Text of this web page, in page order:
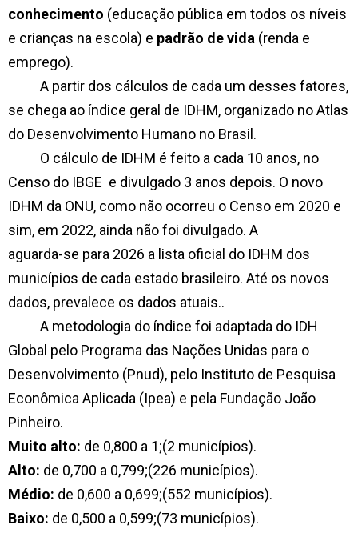
conhecimento (educação pública em todos os níveis
e crianças na escola) e padrão de vida (renda e
emprego).
A partir dos cálculos de cada um desses fatores,
se chega ao índice geral de IDHM, organizado no Atlas
do Desenvolvimento Humano no Brasil.
O cálculo de IDHM é feito a cada 10 anos, no
Censo do IBGE e divulgado 3 anos depois. O novo
IDHM da ONU, como não ocorreu o Censo em 2020 e
sim, em 2022, ainda não foi divulgado. A
aguarda-se para 2026 a lista oficial do IDHM dos
municípios de cada estado brasileiro. Até os novos
dados, prevalece os dados atuais..
A metodologia do índice foi adaptada do IDH
Global pelo Programa das Nações Unidas para o
Desenvolvimento (Pnud), pelo Instituto de Pesquisa
Econômica Aplicada (Ipea) e pela Fundação João
Pinheiro.
Muito alto: de 0,800 a 1;(2 municípios).
Alto: de 0,700 a 0,799;(226 municípios).
Médio: de 0,600 a 0,699;(552 municípios).
Baixo: de 0,500 a 0,599;(73 municípios).